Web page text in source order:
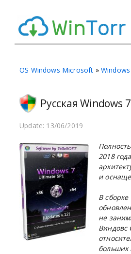
OS Windows Microsoft »
Русская Windows
Update: 13/06/2019
2018
и
В
не
Виндовс
больших